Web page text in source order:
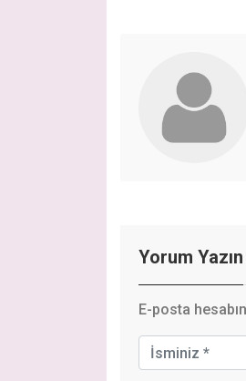
Yorum Yazın
E-posta